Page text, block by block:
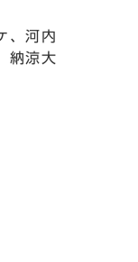
、河内
納涼大